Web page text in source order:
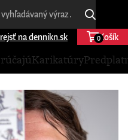
na dennikn.sk Košík
0
Karikatúry